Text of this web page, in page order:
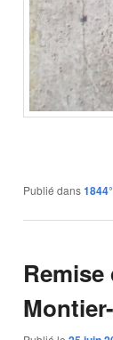
Publié dans